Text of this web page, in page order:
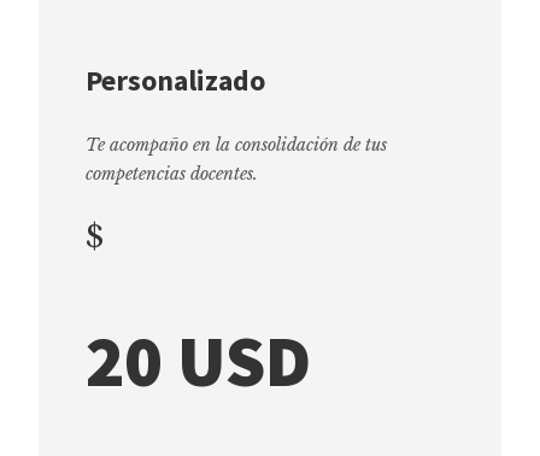
Personalizado
Te acompaño en la consolidación de tus
competencias docentes.
$
20 USD